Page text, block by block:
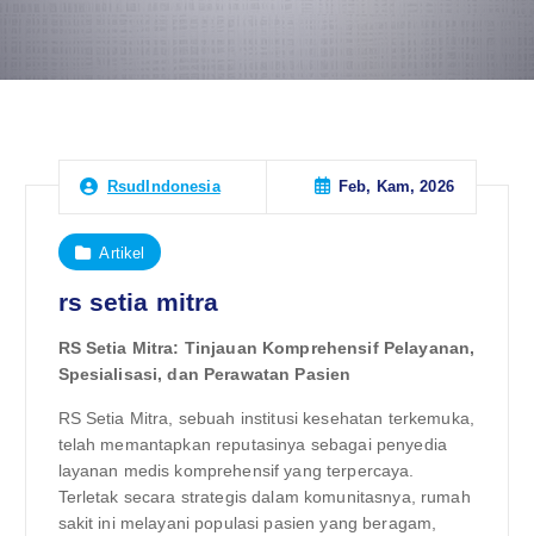
RsudIndonesia Feb, Kam, 2026
Artikel
rs setia mitra
RS Setia Mitra: Tinjauan Komprehensif Pelayanan,
Spesialisasi, dan Perawatan Pasien
RS Setia Mitra, sebuah institusi kesehatan terkemuka,
telah memantapkan reputasinya sebagai penyedia
layanan medis komprehensif yang terpercaya.
Terletak secara strategis dalam komunitasnya, rumah
sakit ini melayani populasi pasien yang beragam,